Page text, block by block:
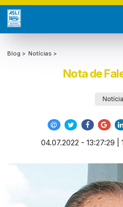
Blog > Notícias >
Nota de
04.07.2022 - 13:27:29 |